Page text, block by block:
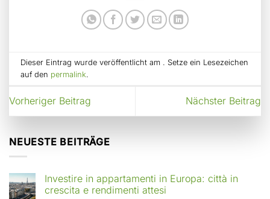
Dieser Eintrag wurde veröffentlicht am . Setze ein Lesezeichen
auf den permalink.
Vorheriger Beitrag Nächster Beitrag
NEUESTE BEITRÄGE
Investire in appartamenti in Europa: città in
crescita e rendimenti attesi